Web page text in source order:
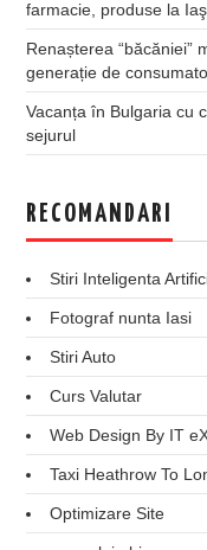
farmacie, produse la
Renașterea “băcăniei”
generație de
Vacanța în Bulgaria cu
sejurul
RECOMANDARI
Stiri Inteligenta
Fotograf nunta Iasi
Stiri Auto
Curs Valutar
Web Design By IT
Taxi Heathrow To
Optimizare Site